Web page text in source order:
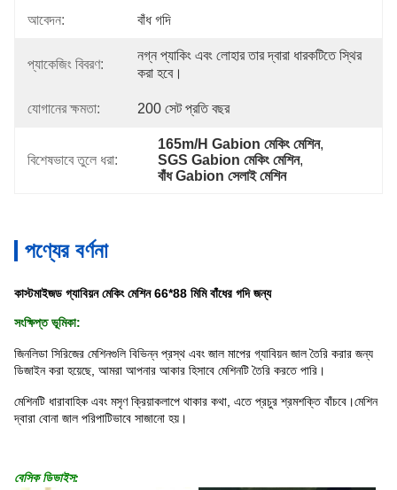
আবেদন: বাঁধ গদি
প্যাকেজিং বিবরণ:
নগ্ন প্যাকিং এবং লোহার তার দ্বারা ধারকটিতে স্থির
করা হবে।
যোগানের ক্ষমতা: 200 সেট প্রতি বছর
বিশেষভাবে তুলে ধরা:
165m/H Gabion মেকিং মেশিন,
SGS Gabion মেকিং মেশিন,
বাঁধ Gabion সেলাই মেশিন
পণ্যের বর্ণনা
কাস্টমাইজড গ্যাবিয়ন মেকিং মেশিন 66*88 মিমি বাঁধের গদি জন্য
সংক্ষিপ্ত ভূমিকা:
জিনলিডা সিরিজের মেশিনগুলি বিভিন্ন প্রস্থ এবং জাল মাপের গ্যাবিয়ন জাল তৈরি করার জন্য
ডিজাইন করা হয়েছে, আমরা আপনার আকার হিসাবে মেশিনটি তৈরি করতে পারি।
মেশিনটি ধারাবাহিক এবং মসৃণ ক্রিয়াকলাপে থাকার কথা, এতে প্রচুর শ্রমশক্তি বাঁচবে।মেশিন
দ্বারা বোনা জাল পরিপাটিভাবে সাজানো হয়।
বেসিক ডিভাইস: